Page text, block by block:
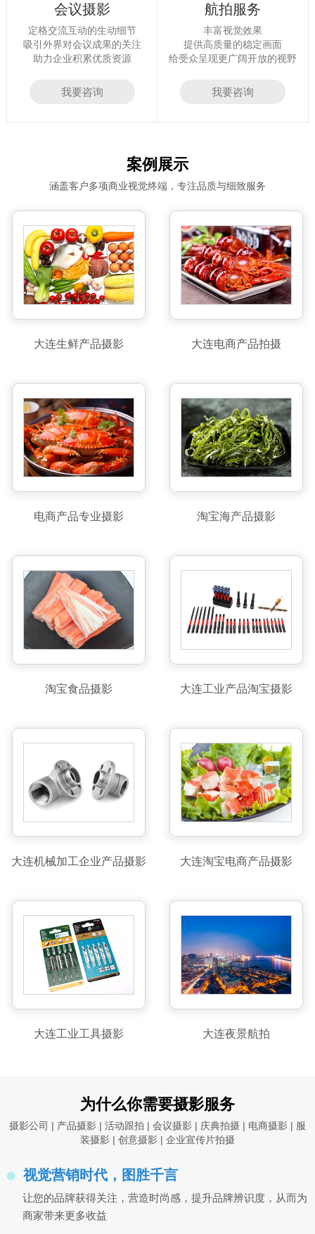
会议摄影
定格交流互动的生动细节
吸引外界对会议成果的关注
助力企业积累优质资源
我要咨询
航拍服务
丰富视觉效果
提供高质量的稳定画面
给受众呈现更广阔开放的视野
我要咨询
案例展示
涵盖客户多项商业视觉终端，专注品质与细致服务
大连生鲜产品摄影 大连电商产品拍摄
电商产品专业摄影 淘宝海产品摄影
淘宝食品摄影 大连工业产品淘宝摄影
大连机械加工企业产品摄影 大连淘宝电商产品摄影
大连工业工具摄影 大连夜景航拍
为什么你需要摄影服务
摄影公司 | 产品摄影 | 活动跟拍 | 会议摄影 | 庆典拍摄 | 电商摄影 | 服
装摄影 | 创意摄影 | 企业宣传片拍摄
视觉营销时代，图胜千言
让您的品牌获得关注，营造时尚感，提升品牌辨识度，从而为
商家带来更多收益